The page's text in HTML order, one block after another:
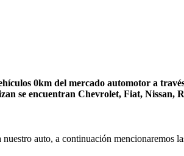
0km del mercado automotor a
se encuentran Chevrolet, Fiat, Nissan,
auto, a continuación mencionaremos